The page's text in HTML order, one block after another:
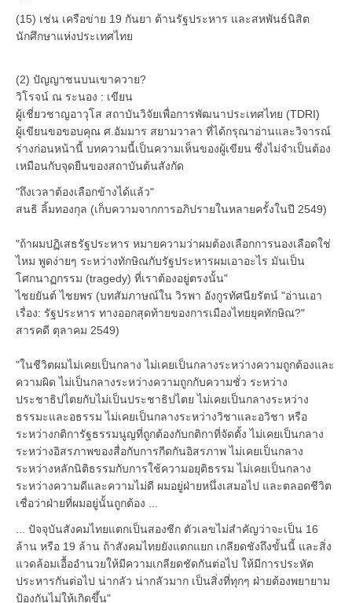
(15) เช่น เครือข่าย 19 กันยา ต้านรัฐประหาร และสหพันธ์นิสิต
นักศึกษาแห่งประเทศไทย
(2) ปัญญาชนบนเขาควาย?
วิโรจน์ ณ ระนอง : เขียน
ผู้เชี่ยวชาญอาวุโส สถาบันวิจัยเพื่อการพัฒนาประเทศไทย (TDRI)
ผู้เขียนขอขอบคุณ ศ.อัมมาร สยามวาลา ที่ได้กรุณาอ่านและวิจารณ์
ร่างก่อนหน้านี้ บทความนี้เป็นความเห็นของผู้เขียน ซึ่งไม่จำเป็นต้อง
เหมือนกับจุดยืนของสถาบันต้นสังกัด
"ถึงเวลาต้องเลือกข้างได้แล้ว"
สนธิ ลิ้มทองกุล (เก็บความจากการอภิปรายในหลายครั้งในปี 2549)
"ถ้าผมปฏิเสธรัฐประหาร หมายความว่าผมต้องเลือกการนองเลือดใช่
ไหม พูดง่ายๆ ระหว่างทักษิณกับรัฐประหารผมเอาอะไร มันเป็น
โศกนาฏกรรม (tragedy) ที่เราต้องอยู่ตรงนั้น"
ไชยยันต์ ไชยพร (บทสัมภาษณ์ใน วิรพา อังกูรทัศนียรัตน์ "อ่านเอา
เรื่อง: รัฐประหาร ทางออกสุดท้ายของการเมืองไทยยุคทักษิณ?"
สารคดี ตุลาคม 2549)
"ในชีวิตผมไม่เคยเป็นกลาง ไม่เคยเป็นกลางระหว่างความถูกต้องและ
ความผิด ไม่เป็นกลางระหว่างความถูกกับความชั่ว ระหว่าง
ประชาธิปไตยกับไม่เป็นประชาธิปไตย ไม่เคยเป็นกลางระหว่าง
ธรรมะและอธรรม ไม่เคยเป็นกลางระหว่างวิชาและอวิชา หรือ
ระหว่างกติการัฐธรรมนูญที่ถูกต้องกับกติกาที่จัดตั้ง ไม่เคยเป็นกลาง
ระหว่างอิสรภาพของสื่อกับการกีดกันอิสรภาพ ไม่เคยเป็นกลาง
ระหว่างหลักนิติธรรมกับการใช้ความอยุติธรรม ไม่เคยเป็นกลาง
ระหว่างความดีและความไม่ดี ผมอยู่ฝ่ายหนึ่งเสมอไป และตลอดชีวิต
เชื่อว่าฝ่ายที่ผมอยู่นั้นถูกต้อง ...
... ปัจจุบันสังคมไทยแตกเป็นสองซีก ตัวเลขไม่สำคัญว่าจะเป็น 16
ล้าน หรือ 19 ล้าน ถ้าสังคมไทยยังแตกแยก เกลียดชังถึงขั้นนี้ และสิ่ง
แวดล้อมเอื้ออำนวยให้มีความเกลียดชัดกันต่อไป ให้มีการประหัต
ประหารกันต่อไป น่ากลัว น่ากลัวมาก เป็นสิ่งที่ทุกๆ ฝ่ายต้องพยายาม
ป้องกันไม่ให้เกิดขึ้น"